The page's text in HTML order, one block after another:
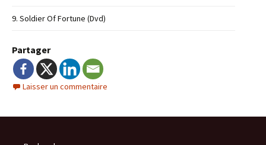
9. Soldier Of Fortune (Dvd)
Partager
Laisser un commentaire